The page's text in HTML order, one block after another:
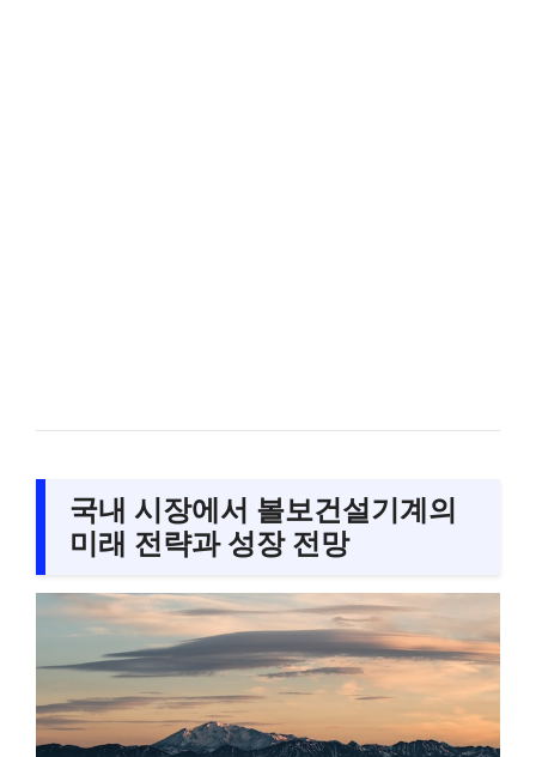
국내 시장에서 볼보건설기계의
미래 전략과 성장 전망